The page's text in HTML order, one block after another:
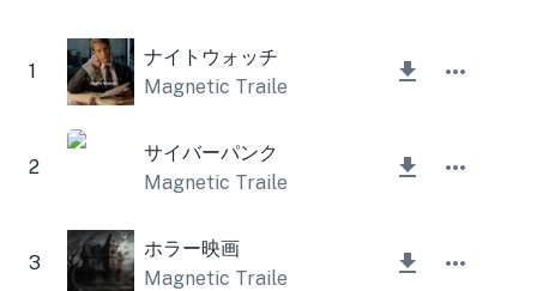
1
ナイトウォッチ
Magnetic Trailer
2
サイバーパンク
Magnetic Trailer
3
ホラー映画
Magnetic Trailer